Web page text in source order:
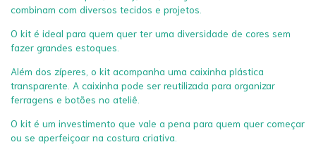
combinam com diversos tecidos e projetos.
O kit é ideal para quem quer ter uma diversidade de cores sem
fazer grandes estoques.
Além dos zíperes, o kit acompanha uma caixinha plástica
transparente. A caixinha pode ser reutilizada para organizar
ferragens e botões no ateliê.
O kit é um investimento que vale a pena para quem quer começar
ou se aperfeiçoar na costura criativa.